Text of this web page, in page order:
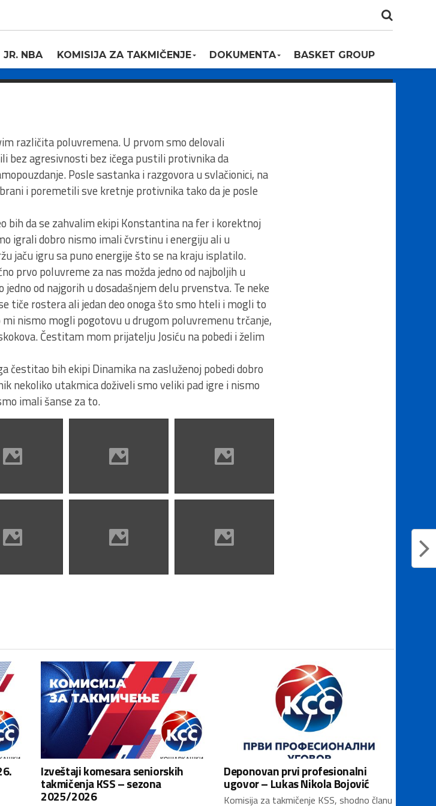
JR. NBA KOMISIJA ZA TAKMIČENJE DOKUMENTA BASKET GROUP
različita poluvremena. U prvom smo delovali
bez agresivnosti bez ičega pustili protivnika da
Posle sastanka i razgovora u svlačionici, na
i poremetili sve kretnje protivnika tako da je posle
bih da se zahvalim ekipi Konstantina na fer i korektnoj
igrali dobro nismo imali čvrstinu i energiju ali u
jaču igru sa puno energije što se na kraju isplatilo.
prvo poluvreme za nas možda jedno od najboljih u
od najgorih u dosadašnjem delu prvenstva. Te neke
tiče rostera ali jedan deo onoga što smo hteli i mogli to
nismo mogli pogotovu u drugom poluvremenu trčanje,
Čestitam mom prijatelju Josiću na pobedi i želim
čestitao bih ekipi Dinamika na zasluženoj pobedi dobro
nekoliko utakmica doživeli smo veliki pad igre i nismo
imali šanse za to.
Izveštaji komesara seniorskih
takmičenja KSS – sezona
2025/2026
Deponovan prvi profesionalni
ugovor – Lukas Nikola Bojović
Komisija za takmičenje KSS, shodno članu